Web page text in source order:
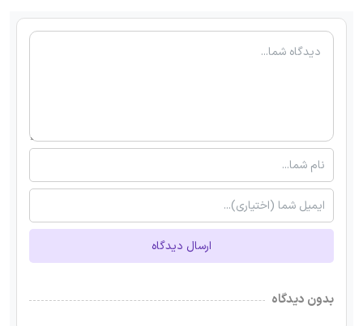
ارسال دیدگاه
بدون دیدگاه